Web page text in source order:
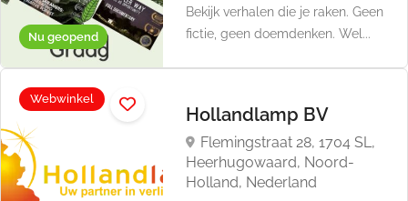
Nu geopend
Bekijk verhalen die je raken. Geen
fictie, geen doemdenken. Wel...
Webwinkel
Hollandlamp BV
Flemingstraat 28, 1704 SL,
Heerhugowaard, Noord-
Holland, Nederland